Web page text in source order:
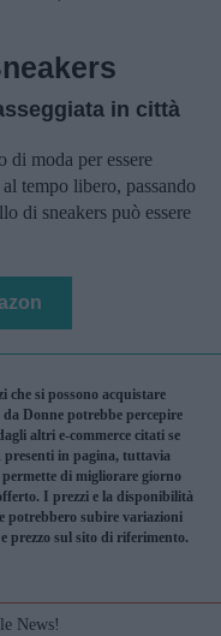
in città
di moda per essere
tempo libero, passando
di sneakers può essere
che si possono acquistare
Donne potrebbe percepire
altri e-commerce citati se
presenti in pagina, tuttavia
di migliorare giorno
I prezzi e la disponibilità
potrebbero subire variazioni
prezzo sul sito di riferimento.
News!